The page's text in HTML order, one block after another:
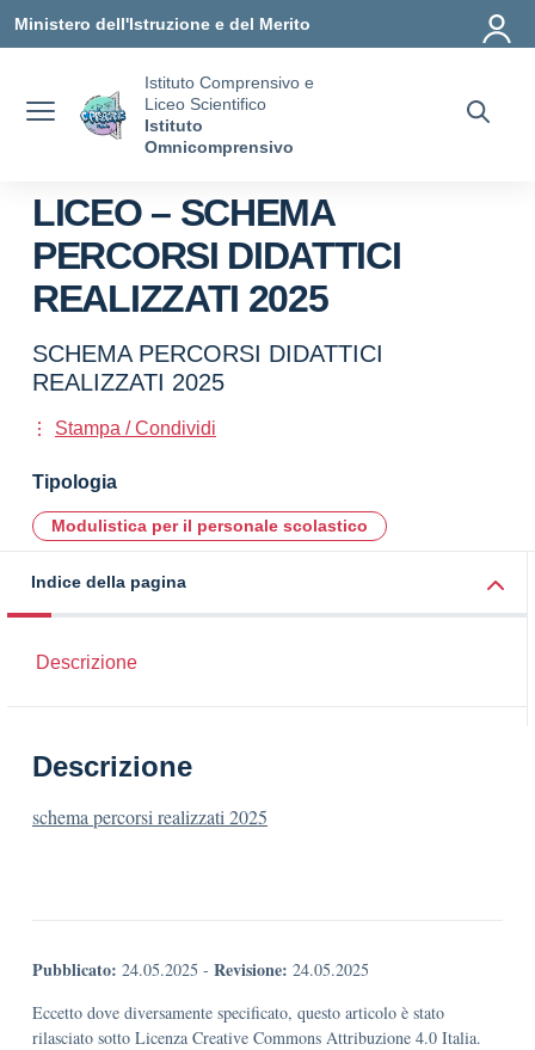
Ministero dell'Istruzione e del Merito
Istituto Comprensivo e
Liceo Scientifico
Istituto
Omnicomprensivo
LICEO – SCHEMA
PERCORSI DIDATTICI
REALIZZATI 2025
SCHEMA PERCORSI DIDATTICI
REALIZZATI 2025
Stampa / Condividi
Tipologia
Modulistica per il personale scolastico
Indice della pagina
Descrizione
Descrizione
schema percorsi realizzati 2025
Pubblicato: 24.05.2025 - Revisione: 24.05.2025
Eccetto dove diversamente specificato, questo articolo è stato
rilasciato sotto Licenza Creative Commons Attribuzione 4.0 Italia.